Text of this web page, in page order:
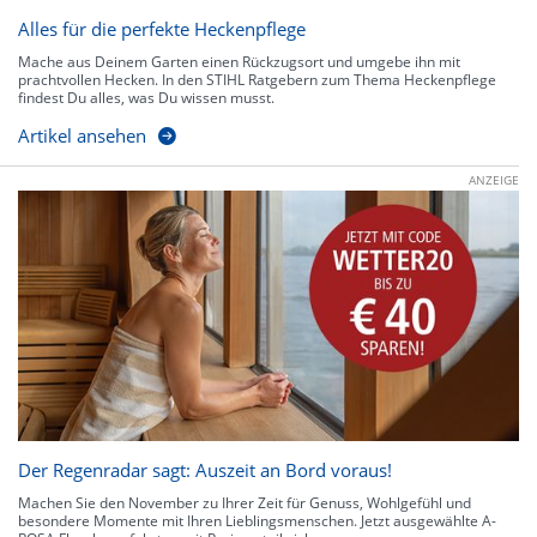
Alles für die perfekte Heckenpflege
Mache aus Deinem Garten einen Rückzugsort und umgebe ihn mit
prachtvollen Hecken. In den STIHL Ratgebern zum Thema Heckenpflege
findest Du alles, was Du wissen musst.
Artikel ansehen
ANZEIGE
Der Regenradar sagt: Auszeit an Bord voraus!
Machen Sie den November zu Ihrer Zeit für Genuss, Wohlgefühl und
besondere Momente mit Ihren Lieblingsmenschen. Jetzt ausgewählte A-